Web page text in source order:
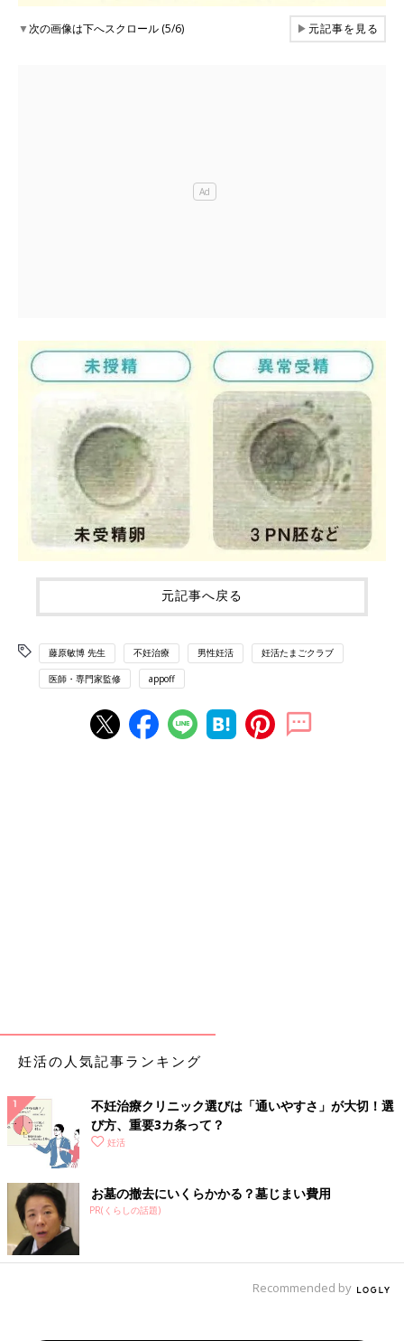
▼次の画像は下へスクロール (5/6) ▶元記事を見る
元記事へ戻る
藤原敏博 先生 不妊治療 男性妊活 妊活たまごクラブ
医師・専門家監修 appoff
妊活の人気記事ランキング
不妊治療クリニック選びは「通いやすさ」が大切！選
び方、重要3カ条って？
妊活
お墓の撤去にいくらかかる？墓じまい費用
PR(くらしの話題)
Recommended by